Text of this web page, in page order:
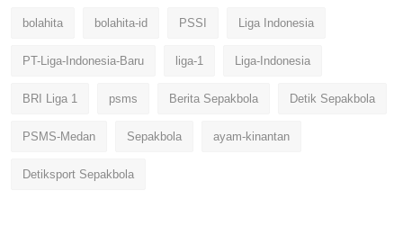
bolahita bolahita-id PSSI Liga Indonesia
PT-Liga-Indonesia-Baru liga-1 Liga-Indonesia
BRI Liga 1 psms Berita Sepakbola Detik Sepakbola
PSMS-Medan Sepakbola ayam-kinantan
Detiksport Sepakbola